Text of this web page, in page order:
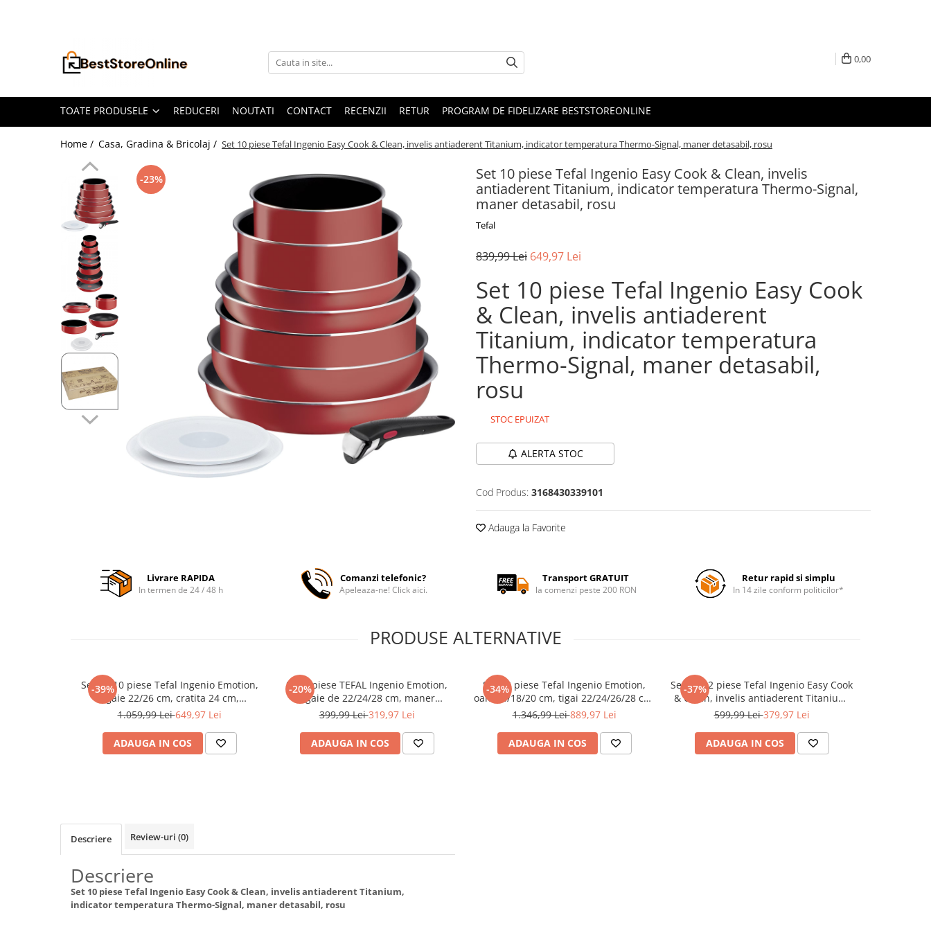
Accesorii aparate climatizare
Accesorii si Piese Aspiratoare
Aspiratoare Universale
iRobot Roomba
Karcher Parkside
Tefal Rowenta X-Force Flex
Xiaomi Roborock
Accesorii auto interioare
Aspiratoare Auto
Produse Cosmetica Auto
Casa, Gradina & Bricolaj
Accesorii mese si scaune
Accesorii prize si intrerupatoare
Echipamente protectia muncii
Folii si pungi alimentare
Termometre bucatarie
Unelte si aparate de masura
Console, Jocuri & Accesorii
Electrocasnice & Climatizare
Blendere & Tocatoare
0,00
TOATE PRODUSELE REDUCERI NOUTATI CONTACT RECENZII RETUR PROGRAM DE FIDELIZARE BESTSTOREONLINE
Home / Casa, Gradina & Bricolaj / Set 10 piese Tefal Ingenio Easy Cook & Clean, invelis antiaderent Titanium, indicator temperatura Thermo-Signal, maner detasabil, rosu
Set 10 piese Tefal Ingenio Easy Cook & Clean, invelis
antiaderent Titanium, indicator temperatura Thermo-Signal,
maner detasabil, rosu
Tefal
-23%
839,99 Lei 649,97 Lei
Set 10 piese Tefal Ingenio Easy Cook
& Clean, invelis antiaderent
Titanium, indicator temperatura
Thermo-Signal, maner detasabil,
rosu
STOC EPUIZAT
ALERTA STOC
Cod Produs: 3168430339101
Adauga la Favorite
Livrare RAPIDA
In termen de 24 / 48 h
Comanzi telefonic?
Apeleaza-ne! Click aici.
Transport GRATUIT
la comenzi peste 200 RON
Retur rapid si simplu
In 14 zile conform politicilor*
PRODUSE ALTERNATIVE
-39%
Set de 10 piese Tefal Ingenio Emotion,
tigaie 22/26 cm, cratita 24 cm,
craticioare 16/20 cm, capac ermetic
sticla 24 cm
1.059,99 Lei649,97 Lei
ADAUGA IN COS
-20%
Set 4 piese TEFAL Ingenio Emotion,
tigaie de 22/24/28 cm, maner
detasabil, invelis antiaderent, Thermo-
399,99 Lei319,97 Lei
ADAUGA IN COS
-34%
Set 20 piese Tefal Ingenio Emotion,
oale 16/18/20 cm, tigai 22/24/26/28 cm,
wok 26 cm, 2 manere, 2 ustensile, 3
sticla 24 cm, 4 protectii, inductie, inox,
argintiu
1.346,99 Lei889,97 Lei
ADAUGA IN COS
-37%
Set de 12 piese Tefal Ingenio Easy Cook
& Clean, invelis antiaderent Titanium,
indicator temperatura Thermo-Signal,
599,99 Lei379,97 Lei
ADAUGA IN COS
Descriere Review-uri (0)
Descriere
Set 10 piese Tefal Ingenio Easy Cook & Clean, invelis antiaderent Titanium,
indicator temperatura Thermo-Signal, maner detasabil, rosu